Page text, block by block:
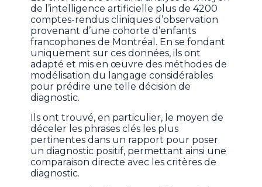
de l’intelligence artificielle plus de 4200
comptes-rendus cliniques d’observation
provenant d’une cohorte d’enfants
francophones de Montréal. En se fondant
uniquement sur ces données, ils ont
adapté et mis en œuvre des méthodes de
modélisation du langage considérables
pour prédire une telle décision de
diagnostic.
Ils ont trouvé, en particulier, le moyen de
déceler les phrases clés les plus
pertinentes dans un rapport pour poser
un diagnostic positif, permettant ainsi une
comparaison directe avec les critères de
diagnostic.